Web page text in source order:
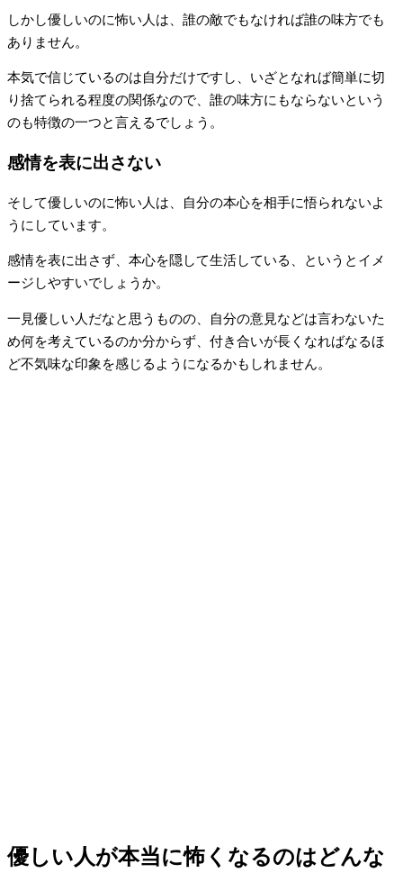
しかし優しいのに怖い人は、誰の敵でもなければ誰の味方でも
ありません。
本気で信じているのは自分だけですし、いざとなれば簡単に切
り捨てられる程度の関係なので、誰の味方にもならないという
のも特徴の一つと言えるでしょう。
感情を表に出さない
そして優しいのに怖い人は、自分の本心を相手に悟られないよ
うにしています。
感情を表に出さず、本心を隠して生活している、というとイメ
ージしやすいでしょうか。
一見優しい人だなと思うものの、自分の意見などは言わないた
め何を考えているのか分からず、付き合いが長くなればなるほ
ど不気味な印象を感じるようになるかもしれません。
優しい人が本当に怖くなるのはどんな